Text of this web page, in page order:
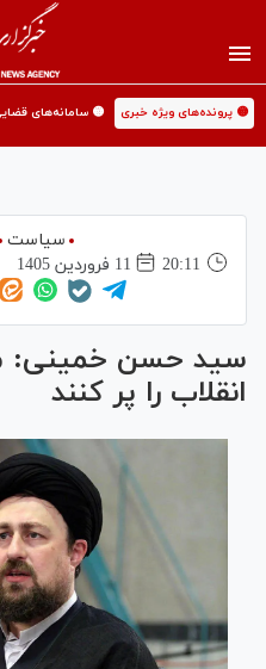
🟡 پرونده‌های ویژه خبری 🟡 سامانه‌های
سیاست
20:11
11 فروردين 1405
سید حسن خمینی:
انقلاب را پر کنند